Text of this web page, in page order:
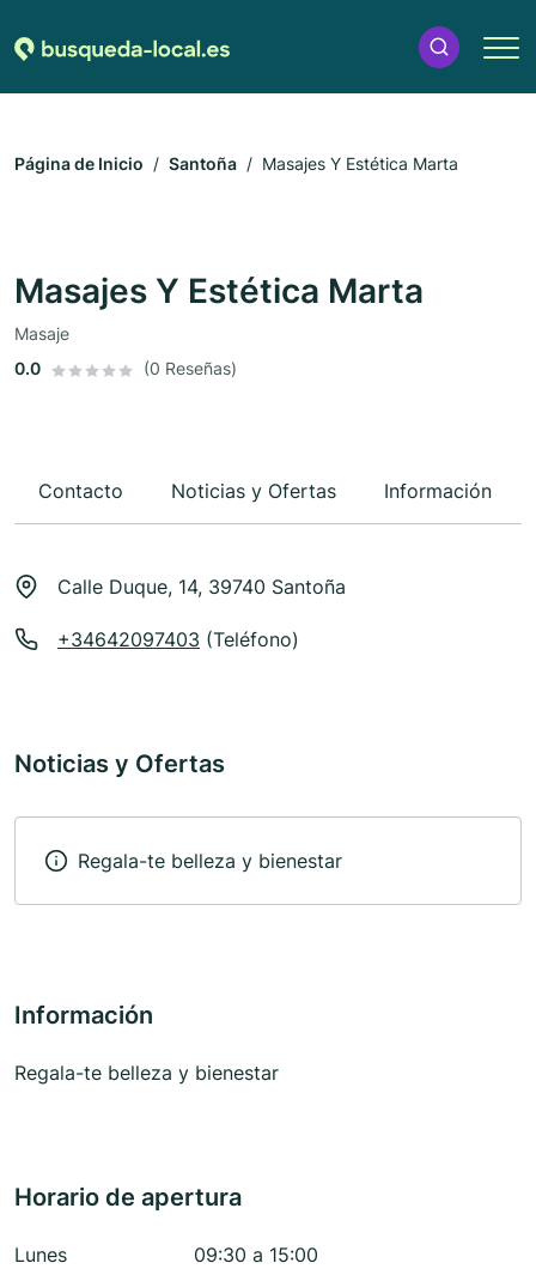
Página de Inicio Santoña Masajes Y Estética Marta
Masajes Y Estética Marta
Masaje
0.0
(0 Reseñas)
Contacto Noticias y Ofertas Información
Calle Duque, 14, 39740 Santoña
+34642097403 (Teléfono)
Noticias y Ofertas
Regala-te belleza y bienestar
Información
Regala-te belleza y bienestar
Horario de apertura
Lunes
09:30 a 15:00